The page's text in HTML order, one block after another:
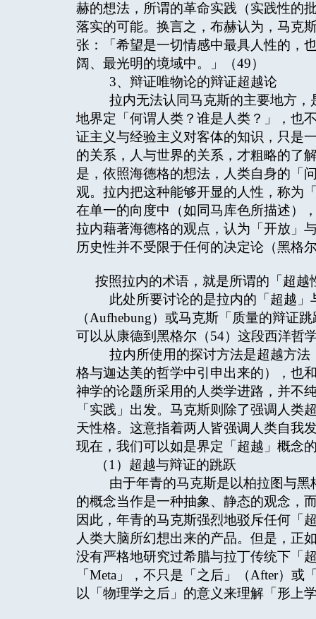
赫的想法，所谓的革命实践（实践性的
落实的可能。换言之，布赫认为，马克
张：「希望是一切情感中最具人性的，
阔、最光明的境域中。」（49）
3、辩证唯物论的辩证超越论
拉内无法认同马克斯的主要地方，
地界定「何谓人类？谁是人类？」，也
证主义与经验主义对客体的知识，只是
的关系，人与世界的关系，才粗略的了
是，依照海德格的想法，人类自身的「
观。拉内把这种能够开显的人性，称为
在单一的向度中（如同马库色所描述）
拉内藉著海德格的观点，认为「开放」
历史性并不受限于任何的决定论（黑格
按照拉内的术语，就是所谓的「超越
此处所要讨论的是拉内的「超越」
（Aufhebung）或马克斯「质量的辩证
可以从康德到黑格尔（54）这段西洋哲
拉内所使用的探讨方法是超越方法
格与迦达美的哲学中引申出来的），也
神学的论题所采用的人类学进路，并不
「实践」出发。马克斯则除了强调人
天性格。这意指着两人皆强调人类自我
现在，我们可以如是界定「超越」概念
（1）超越与辩证的跳跃
由于年青的马克斯是以柏拉图与黑
的概念当作是一种抽象、静态的观念，
因此，年青的马克斯强烈地驳斥任何「
人类大脑所幻想出来的产品。但是，正
没有严格地研究过希腊与拉丁传统下「
「Meta」，不只是「之后」（After）
以「物理学之后」的意义来理解「形上